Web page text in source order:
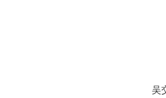
吴